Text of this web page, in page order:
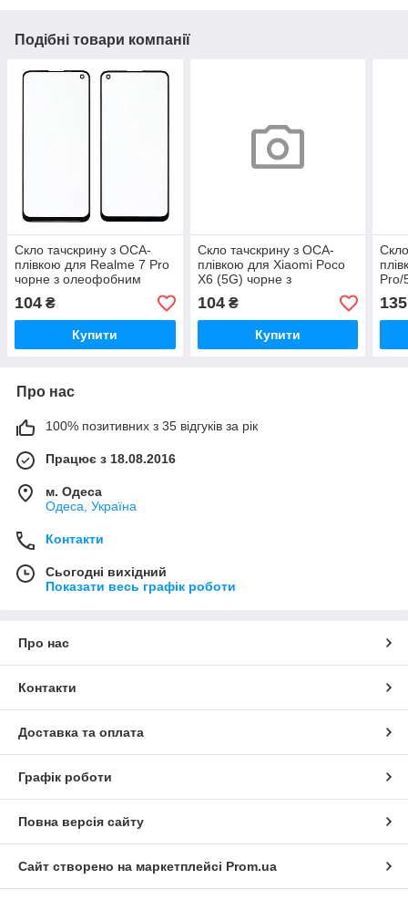
Подібні товари компанії
Скло тачскрину з OCA-
плівкою для Realme 7 Pro
чорне з олеофобним
104 ₴
Купити
Скло тачскрину з OCA-
плівкою для Xiaomi Poco
X6 (5G) чорне з
олеофобним покриттям,
загартоване G+OCA Pro
104₴
Купити
Pro/
135
Про нас
100% позитивних з 35 відгуків за рік
Працює з 18.08.2016
м. Одеса
Одеса, Україна
Контакти
Сьогодні вихідний
Показати весь графік роботи
Про нас
Контакти
Доставка та оплата
Графік роботи
Повна версія сайту
Сайт створено на маркетплейсі Prom.ua